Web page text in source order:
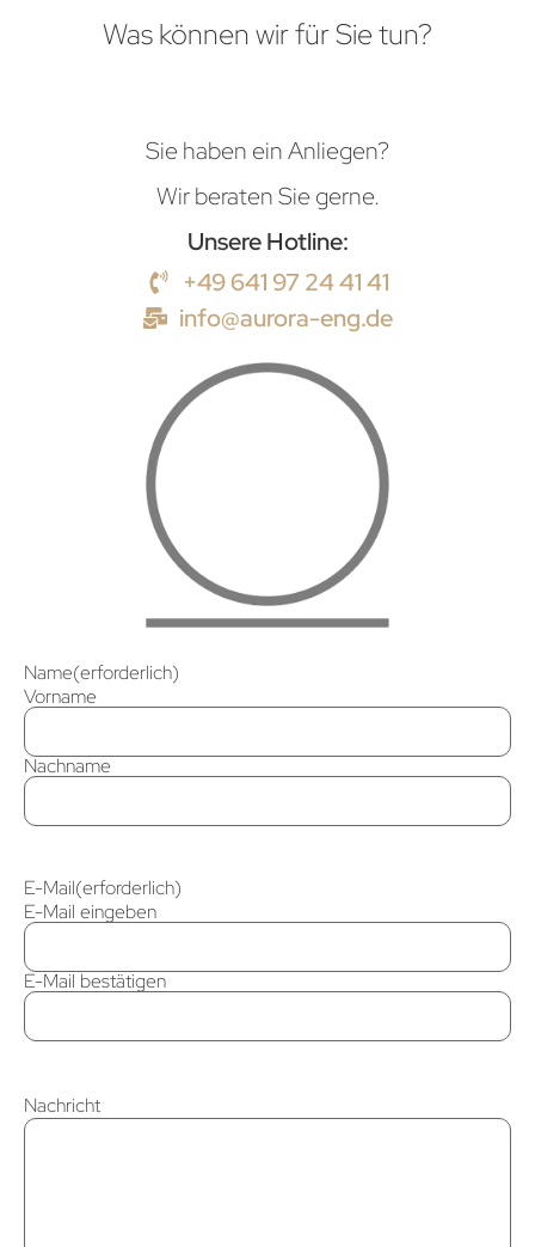
Was können wir für Sie tun?
Sie haben ein Anliegen?
Wir beraten Sie gerne.
Unsere Hotline:
+49 641 97 24 41 41
info@aurora-eng.de
Name(erforderlich)
Vorname
Nachname
E-Mail(erforderlich)
E-Mail eingeben
E-Mail bestätigen
Nachricht